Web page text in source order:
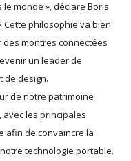
monde », déclare Boris
Cette philosophie va bien
montres connectées
un leader de
de design.
de notre patrimoine
avec les principales
afin de convaincre la
technologie portable.